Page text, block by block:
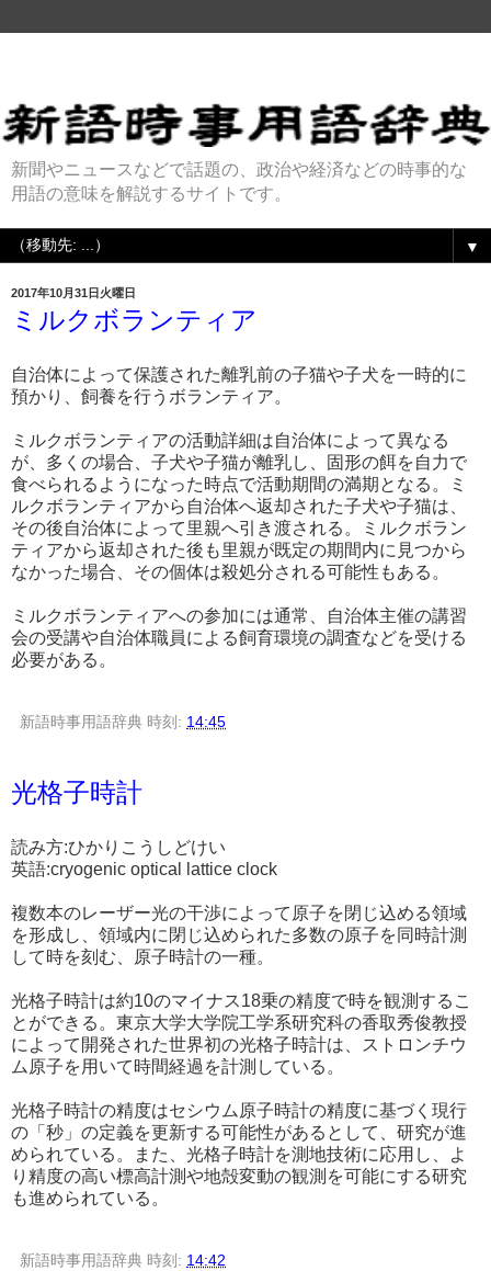
新聞やニュースなどで話題の、政治や経済などの時事的な
用語の意味を解説するサイトです。
▼
2017年10月31日火曜日
ミルクボランティア
自治体によって保護された離乳前の子猫や子犬を一時的に
預かり、飼養を行うボランティア。
ミルクボランティアの活動詳細は自治体によって異なる
が、多くの場合、子犬や子猫が離乳し、固形の餌を自力で
食べられるようになった時点で活動期間の満期となる。ミ
ルクボランティアから自治体へ返却された子犬や子猫は、
その後自治体によって里親へ引き渡される。ミルクボラン
ティアから返却された後も里親が既定の期間内に見つから
なかった場合、その個体は殺処分される可能性もある。
ミルクボランティアへの参加には通常、自治体主催の講習
会の受講や自治体職員による飼育環境の調査などを受ける
必要がある。
新語時事用語辞典 時刻: 14:45
光格子時計
読み方:ひかりこうしどけい
英語:cryogenic optical lattice clock
複数本のレーザー光の干渉によって原子を閉じ込める領域
を形成し、領域内に閉じ込められた多数の原子を同時計測
して時を刻む、原子時計の一種。
光格子時計は約10のマイナス18乗の精度で時を観測するこ
とができる。東京大学大学院工学系研究科の香取秀俊教授
によって開発された世界初の光格子時計は、ストロンチウ
ム原子を用いて時間経過を計測している。
光格子時計の精度はセシウム原子時計の精度に基づく現行
の「秒」の定義を更新する可能性があるとして、研究が進
められている。また、光格子時計を測地技術に応用し、よ
り精度の高い標高計測や地殻変動の観測を可能にする研究
も進められている。
新語時事用語辞典 時刻: 14:42